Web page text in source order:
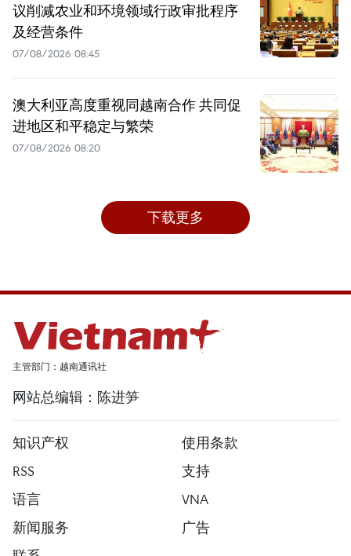
议削减农业和环境领域行政审批程序
及经营条件
07/08/2026 08:45
澳大利亚高度重视同越南合作 共同促
进地区和平稳定与繁荣
07/08/2026 08:20
下载更多
主管部门：越南通讯社
网站总编辑：陈进笋
知识产权
使用条款
RSS
支持
语言
VNA
新闻服务
广告